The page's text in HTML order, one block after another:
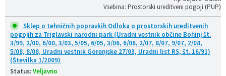
Vsebina: Prostorski ureditveni pogoji (PUP)
Sklep o tehničnih popravkih Odloka o prostorskih ureditvenih
pogojih za Triglavski narodni park (Uradni vestnik občine Bohinj št.
3/99, 2/00, 6/00, 3/03, 5/05, 6/05, 3/06, 6/06, 2/07, 8/07, 9/07, 2/08,
5/08, 8/08, Uradni vestnik Gorenjske 27/03, Uradni list RS, št. 16/91)
(Številka 1/2009)
Status:Veljavno